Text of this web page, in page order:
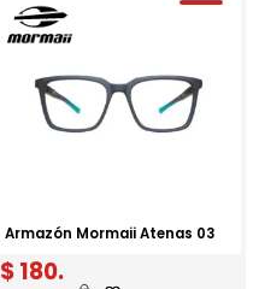
Armazón Mormaii Atenas 03
$180.